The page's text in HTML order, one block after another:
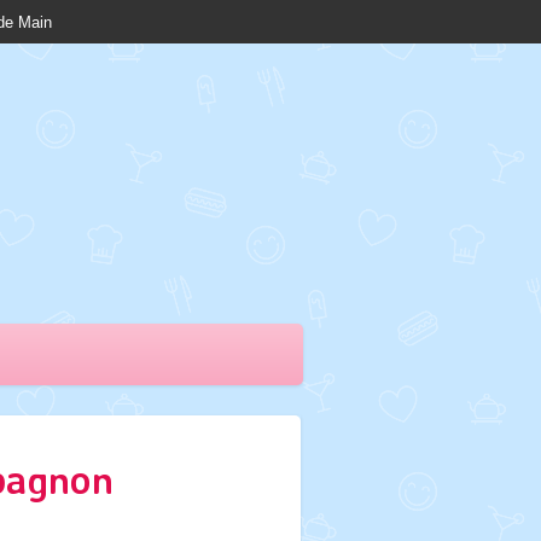
Main